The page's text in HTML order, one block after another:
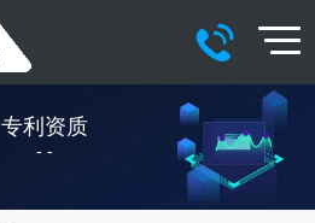
专利资质
- -